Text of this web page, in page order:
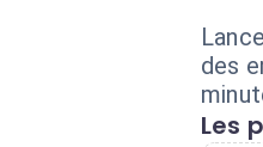
des
Les